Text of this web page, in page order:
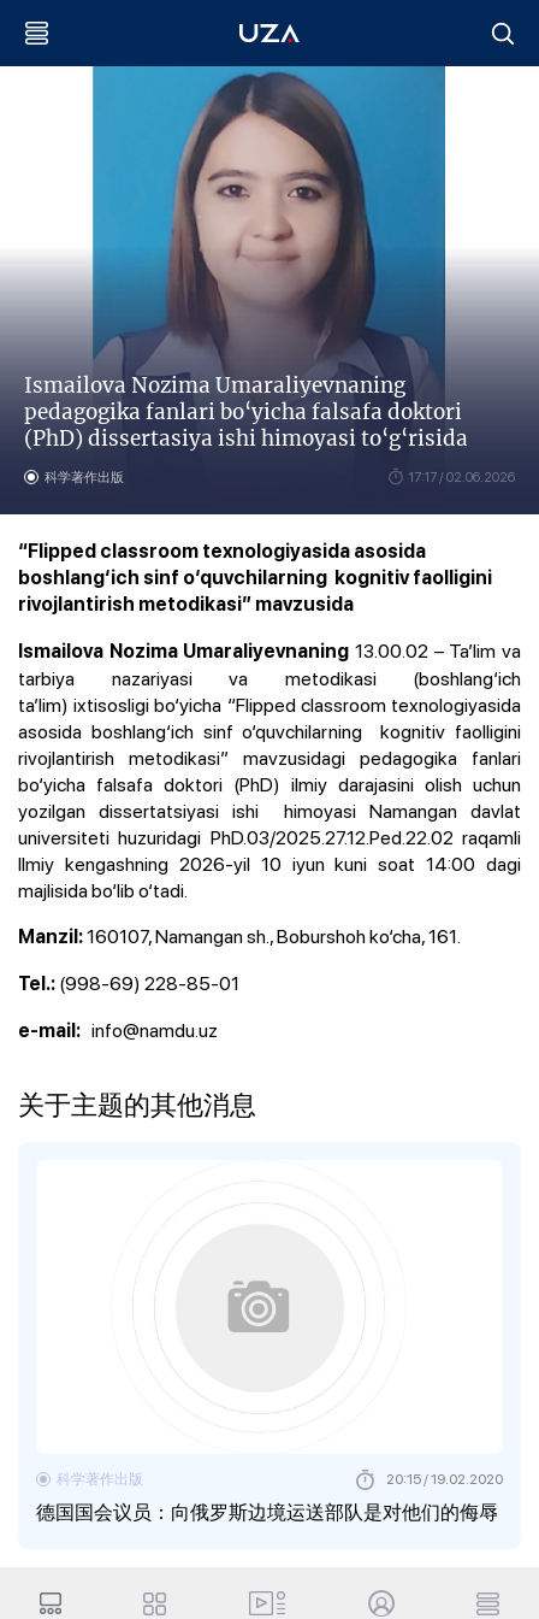
Ismailova Nozima Umaraliyevnaning
pedagogika fanlari bo‘yicha falsafa doktori
(PhD) dissertasiya ishi himoyasi to‘g‘risida
科学著作出版 17:17 / 02.06.2026
“Flipped classroom texnologiyasida asosida
boshlang‘ich sinf o‘quvchilarning kognitiv faolligini
rivojlantirish metodikasi” mavzusida
Ismailova Nozima Umaraliyevnaning 13.00.02 – Ta’lim va
tarbiya nazariyasi va metodikasi (boshlang‘ich
ta’lim) ixtisosligi bo‘yicha “Flipped classroom texnologiyasida
asosida boshlang‘ich sinf o‘quvchilarning kognitiv faolligini
rivojlantirish metodikasi” mavzusidagi pedagogika fanlari
bo‘yicha falsafa doktori (PhD) ilmiy darajasini olish uchun
yozilgan dissertatsiyasi ishi himoyasiNamangan davlat
universiteti huzuridagi PhD.03/2025.27.12.Ped.22.02 raqamli
Ilmiy kengashning 2026-yil 10 iyun kuni soat 14:00 dagi
majlisida bo‘lib o‘tadi.
Manzil:160107, Namangan sh., Boburshoh ko‘cha, 161.
Tel.: (998-69) 228-85-01
e-mail: info@namdu.uz
关于主题的其他消息
德国国会议员：向俄罗斯边境运送部队是对他们的侮辱
科学著作出版 20:15 / 19.02.2020